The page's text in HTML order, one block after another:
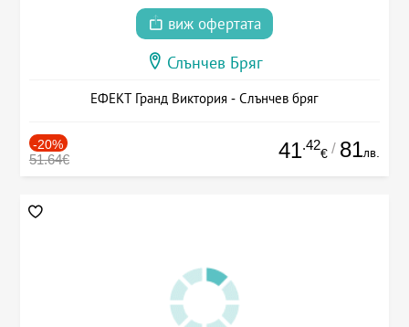
виж офертата
Слънчев Бряг
ЕФЕКТ Гранд Виктория - Слънчев бряг
-20%
51.64€ 41.42
€ / 81лв.